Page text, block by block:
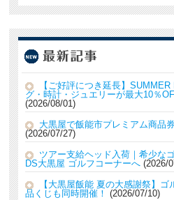
【ご好評につき延長】
グ・時計・ジュエリーが最大10％
2026/08/01
大黒屋で飯能市プレミアム商品
2026/07/27
ツアー支給ヘッド入荷｜希少な
DS大黒屋 ゴルフコーナーへ 2026/
【大黒屋飯能 夏の大感謝祭】
品くじも同時開催！
2026/07/10